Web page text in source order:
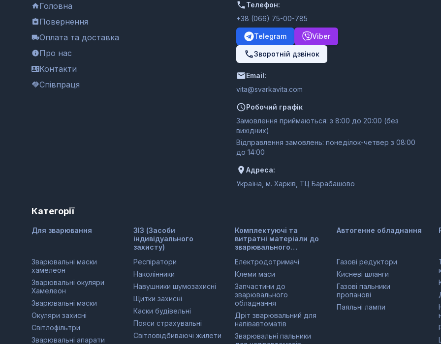
Головна
Повернення
Оплата та доставка
Про нас
Контакти
Співпраця
Телефон:
+38 (066) 75-00-785
Telegram Viber
Зворотній дзвінок
Email:
moc.ativakravs@ativ
Робочий графік
Замовлення приймаються: з 8:00 до 20:00 (без
вихідних)
Відправлення замовлень: понеділок-четвер з 08:00
до 14:00
Адреса:
Україна, м. Харків, ТЦ Барабашово
Категорії
Для зварювання
Зварювальні маски
хамелеон
Зварювальні окуляри
Хамелеон
Зварювальні маски
Окуляри захисні
Світлофільтри
Зварювальні апарати
ЗІЗ (Засоби
індивідуального
захисту)
Респіратори
Наколінники
Навушники шумозахисні
Щитки захисні
Каски будівельні
Пояси страхувальні
Світловідбиваючі жилети
Комплектуючі та
витратні матеріали до
зварювального
Електродотримачі
Клеми маси
Запчастини до
зварювального
обладнання
Дріт зварювальний для
напівавтоматів
Зварювальні пальники
Автогенне обладнання
Газові редуктори
Кисневі шланги
Газові пальники
пропанові
Паяльні лампи